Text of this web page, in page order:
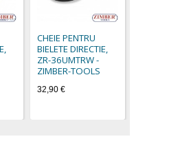
CHEIE PENTRU
BIELETE DIRECTIE,
ZR-36UMTRW -
ZIMBER-TOOLS
32,90 €